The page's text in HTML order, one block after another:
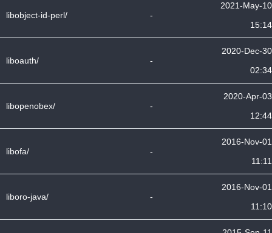
libobject-id-perl/ -
2021-May-10
15:14
liboauth/ -
2020-Dec-30
02:34
libopenobex/ -
2020-Apr-03
12:44
libofa/ -
2016-Nov-01
11:11
liboro-java/ -
2016-Nov-01
11:10